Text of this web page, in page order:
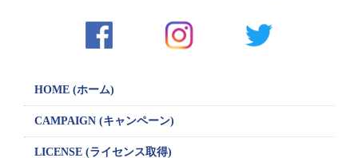
HOME (ホーム)
CAMPAIGN (キャンペーン)
LICENSE (ライセンス取得)